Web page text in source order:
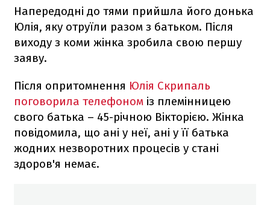
Напередодні до тями прийшла його донька
Юлія, яку отруїли разом з батьком. Після
виходу з коми жінка зробила свою першу
заяву.
Після опритомнення Юлія Скрипаль
поговорила телефоном із племінницею
свого батька – 45-річною Вікторією. Жінка
повідомила, що ані у неї, ані у її батька
жодних незворотних процесів у стані
здоров'я немає.